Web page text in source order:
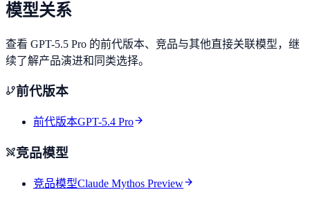
模型关系
查看 GPT-5.5 Pro 的前代版本、竞品与其他直接关联模型，继
续了解产品演进和同类选择。
前代版本
前代版本GPT-5.4 Pro
竞品模型
竞品模型Claude Mythos Preview